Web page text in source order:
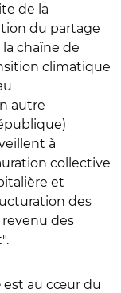
de la
du partage
chaîne de
climatique
autre
à
collective
et
des
des
est au cœur du